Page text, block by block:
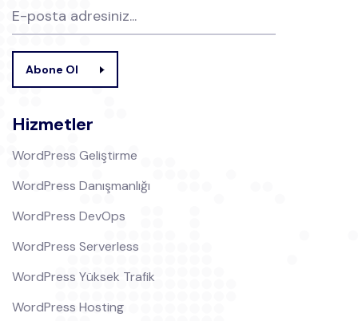
Abone Ol
Hizmetler
WordPress Geliştirme
WordPress Danışmanlığı
WordPress DevOps
WordPress Serverless
WordPress Yüksek Trafik
WordPress Hosting